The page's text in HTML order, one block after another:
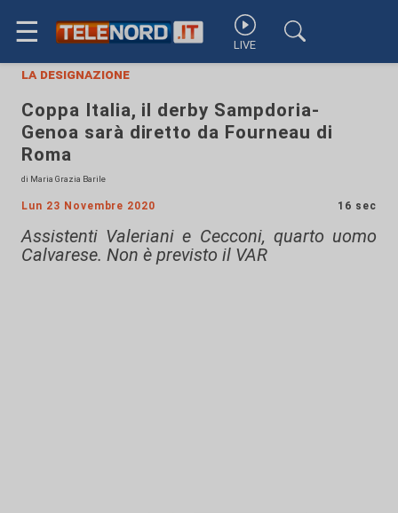
☰ LIVE
la designazione
Coppa Italia, il derby Sampdoria-
Genoa sarà diretto da Fourneau di
Roma
di Maria Grazia Barile
Lun 23 Novembre 2020 16 sec
Assistenti Valeriani e Cecconi, quarto uomo
Calvarese. Non è previsto il VAR